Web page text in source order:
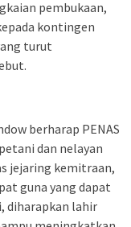
pembukaan,
kontingen
turut
berharap PENAS
dan nelayan
jejaring kemitraan,
guna yang dapat
diharapkan lahir